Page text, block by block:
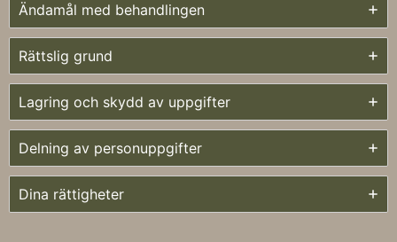
Ändamål med behandlingen
Rättslig grund
Lagring och skydd av uppgifter
Delning av personuppgifter
Dina rättigheter